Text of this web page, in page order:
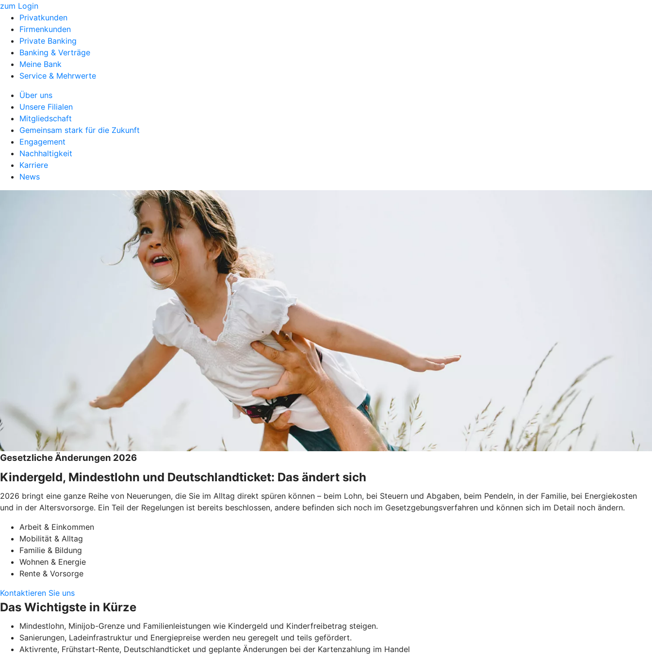
zum Login
Privatkunden
Firmenkunden
Private Banking
Banking & Verträge
Meine Bank
Service & Mehrwerte
Über uns
Unsere Filialen
Mitgliedschaft
Gemeinsam stark für die Zukunft
Engagement
Nachhaltigkeit
Karriere
News
Gesetzliche Änderungen 2026
Kindergeld, Mindestlohn und Deutschlandticket: Das ändert sich
2026 bringt eine ganze Reihe von Neuerungen, die Sie im Alltag direkt spüren können – beim Lohn, bei Steuern und Abgaben, beim Pendeln, in der Familie, bei Energiekosten
und in der Altersvorsorge. Ein Teil der Regelungen ist bereits beschlossen, andere befinden sich noch im Gesetzgebungsverfahren und können sich im Detail noch ändern.
Arbeit & Einkommen
Mobilität & Alltag
Familie & Bildung
Wohnen & Energie
Rente & Vorsorge
Kontaktieren Sie uns
Das Wichtigste in Kürze
Mindestlohn, Minijob-Grenze und Familienleistungen wie Kindergeld und Kinderfreibetrag steigen.
Sanierungen, Ladeinfrastruktur und Energiepreise werden neu geregelt und teils gefördert.
Aktivrente, Frühstart-Rente, Deutschlandticket und geplante Änderungen bei der Kartenzahlung im Handel